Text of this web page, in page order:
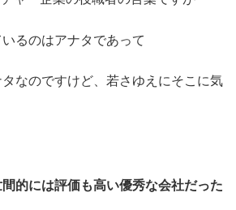
るのはアナタであって
なのですけど、若さゆえにそこに気
的には評価も高い優秀な会社だった